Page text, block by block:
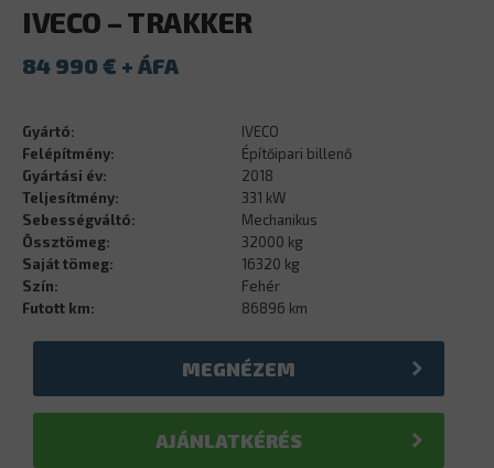
IVECO – TRAKKER
84 990 €
Gyártó:
IVECO
Felépítmény:
Építőipari billenő
Gyártási év:
2018
Teljesítmény:
331 kW
Sebességváltó:
Mechanikus
Össztömeg:
32000 kg
Saját tömeg:
16320 kg
Szín:
Fehér
Futott km:
86896 km
MEGNÉZEM
AJÁNLATKÉRÉS